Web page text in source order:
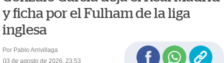
y ficha por el Fulham de la liga
inglesa
Por Pablo Arrivillaga
03 de agosto de 2026, 23:53